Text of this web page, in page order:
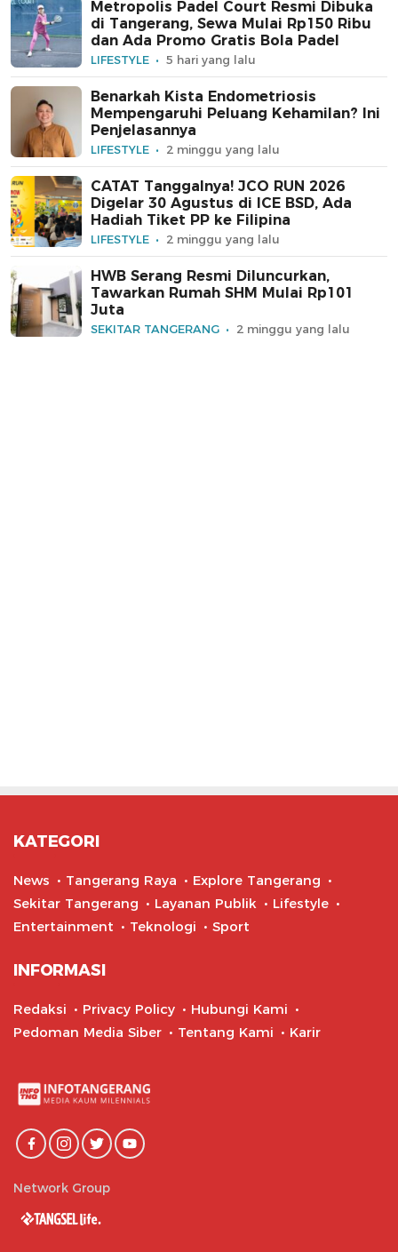
Metropolis Padel Court Resmi Dibuka
di Tangerang, Sewa Mulai Rp150 Ribu
dan Ada Promo Gratis Bola Padel
LIFESTYLE 5 hari yang lalu
Benarkah Kista Endometriosis
Mempengaruhi Peluang Kehamilan? Ini
Penjelasannya
LIFESTYLE 2 minggu yang lalu
CATAT Tanggalnya! JCO RUN 2026
Digelar 30 Agustus di ICE BSD, Ada
Hadiah Tiket PP ke Filipina
LIFESTYLE 2 minggu yang lalu
HWB Serang Resmi Diluncurkan,
Tawarkan Rumah SHM Mulai Rp101
Juta
SEKITAR TANGERANG 2 minggu yang lalu
KATEGORI
News Tangerang Raya
Explore Tangerang
Sekitar Tangerang
Layanan Publik
Lifestyle
Entertainment
Teknologi Sport
INFORMASI
Redaksi Privacy Policy
Hubungi Kami
Pedoman Media Siber
Tentang Kami Karir
Network Group